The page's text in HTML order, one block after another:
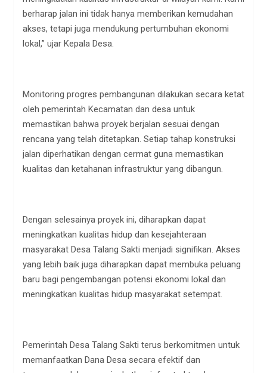
berharap jalan ini tidak hanya memberikan kemudahan
akses, tetapi juga mendukung pertumbuhan ekonomi
lokal,” ujar Kepala Desa.
Monitoring progres pembangunan dilakukan secara ketat
oleh pemerintah Kecamatan dan desa untuk
memastikan bahwa proyek berjalan sesuai dengan
rencana yang telah ditetapkan. Setiap tahap konstruksi
jalan diperhatikan dengan cermat guna memastikan
kualitas dan ketahanan infrastruktur yang dibangun.
Dengan selesainya proyek ini, diharapkan dapat
meningkatkan kualitas hidup dan kesejahteraan
masyarakat Desa Talang Sakti menjadi signifikan. Akses
yang lebih baik juga diharapkan dapat membuka peluang
baru bagi pengembangan potensi ekonomi lokal dan
meningkatkan kualitas hidup masyarakat setempat.
Pemerintah Desa Talang Sakti terus berkomitmen untuk
memanfaatkan Dana Desa secara efektif dan